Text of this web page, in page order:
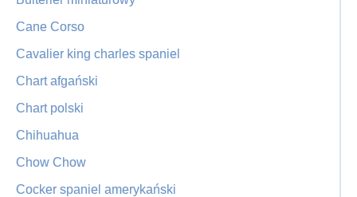
Cane Corso
Cavalier king charles spaniel
Chart afgański
Chart polski
Chihuahua
Chow Chow
Cocker spaniel amerykański